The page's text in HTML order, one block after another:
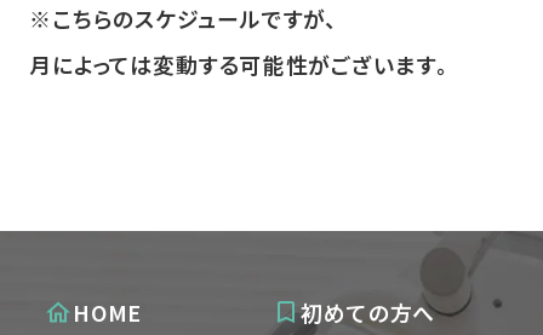
※こちらのスケジュールですが、
月によっては変動する可能性がございます。
HOME
初めての方へ